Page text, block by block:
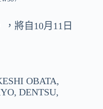
將自10月11日
OBATA,
DENTSU,